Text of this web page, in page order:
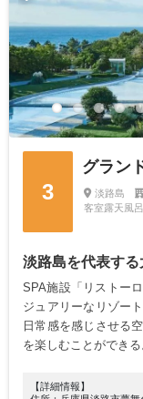
3
グラン
淡路島
客室露天風
淡路島を代表す
SPA施設「リストー
ジュアリーなリゾー
日常感を感じさせる
を楽しむことができる
【詳細情報】